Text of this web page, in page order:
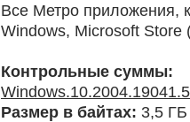
Все Метро приложения,
Windows, Microsoft Store
Контрольные суммы:
Размер в байтах: 3,5